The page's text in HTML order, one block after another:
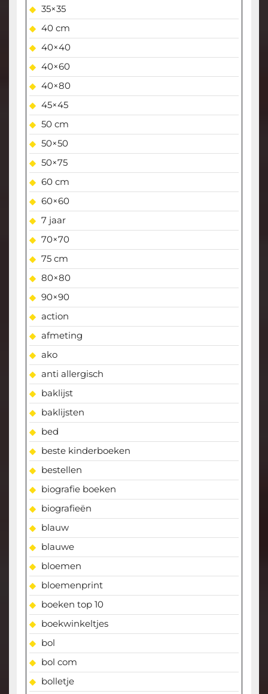
35×35
40 cm
40×40
40×60
40×80
45×45
50 cm
50×50
50×75
60 cm
60×60
7 jaar
70×70
75 cm
80×80
90×90
action
afmeting
ako
anti allergisch
baklijst
baklijsten
bed
beste kinderboeken
bestellen
biografie boeken
biografieën
blauw
blauwe
bloemen
bloemenprint
boeken top 10
boekwinkeltjes
bol
bol com
bolletje